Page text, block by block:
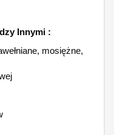
Innymi :
mosiężne,